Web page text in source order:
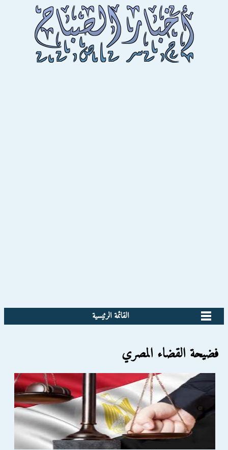
القائمة الرئيسية
فضيحة القضاء المصري